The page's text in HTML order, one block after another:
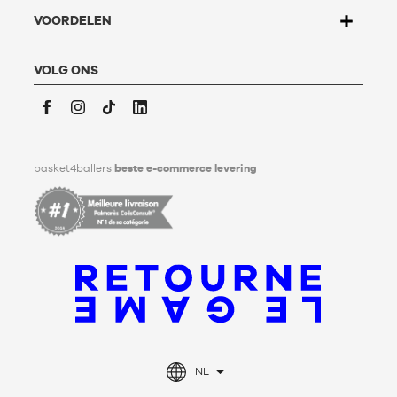
Voor meer informatie,
. Basket4Ballers informeert de
gebruiker dat hij tijdens zijn leven richtlijnen kan definiëren
communiceren van zijn persoonlijke gegevens na zijn
overlijden. Voor meer informatie,klik hier.
NL
VOORDELEN
VOLG ONS
basket4ballers beste e-commerce levering